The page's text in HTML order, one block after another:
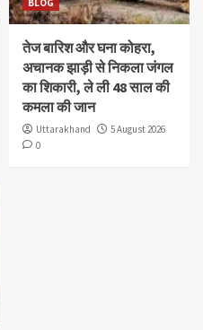
BLOG
तेज बारिश और घना कोहरा,
अचानक झाड़ी से निकला जंगल
का शिकारी, ले ली 48 साल की
कमला की जान
Uttarakhand
5 August 2026
0